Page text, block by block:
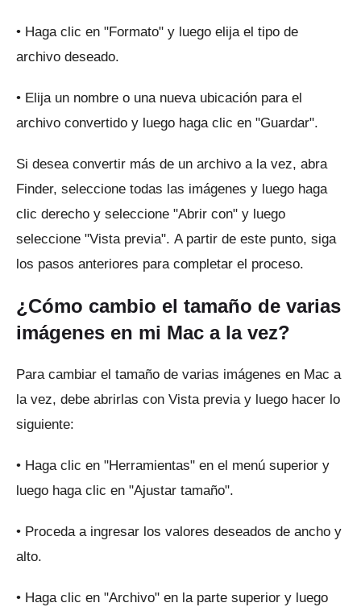
• Haga clic en "Formato" y luego elija el tipo de
archivo deseado.
• Elija un nombre o una nueva ubicación para el
archivo convertido y luego haga clic en "Guardar".
Si desea convertir más de un archivo a la vez, abra
Finder, seleccione todas las imágenes y luego haga
clic derecho y seleccione "Abrir con" y luego
seleccione "Vista previa". A partir de este punto, siga
los pasos anteriores para completar el proceso.
¿Cómo cambio el tamaño de varias
imágenes en mi Mac a la vez?
Para cambiar el tamaño de varias imágenes en Mac a
la vez, debe abrirlas con Vista previa y luego hacer lo
siguiente:
• Haga clic en "Herramientas" en el menú superior y
luego haga clic en "Ajustar tamaño".
• Proceda a ingresar los valores deseados de ancho y
alto.
• Haga clic en "Archivo" en la parte superior y luego